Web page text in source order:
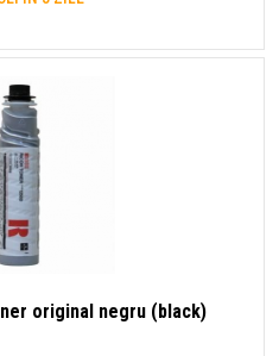
original negru (black)